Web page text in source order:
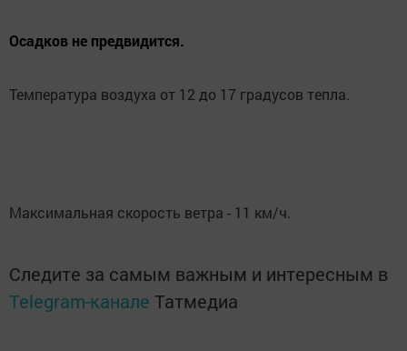
Осадков не предвидится.
Температура воздуха от 12 до 17 градусов тепла.
Максимальная скорость ветра - 11 км/ч.
Следите за самым важным и интересным в
Telegram-канале Татмедиа